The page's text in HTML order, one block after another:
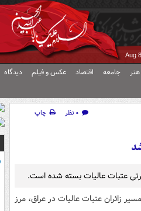
Aug
جامعه اقتصاد عکس و فیلم دیدگاه
۰ نظر
چاپ
عتبات عالیات بسته شده است.
زائران عتبات عالیات در عراق، مرز